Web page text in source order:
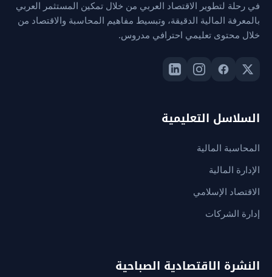
في رحلة لتطوير الاقتصاد العربي من خلال تمكين المستثمر العربي
بالمعرفة المالية الدقيقة، وتبسيط مفاهيم المحاسبة والاقتصاد من
خلال محتوى تعليمي احترافي مدروس.
السلاسل التعليمية
المحاسبة المالية
الإدارة المالية
الاقتصاد الإسلامي
إدارة الشركات
النشرة الاقتصادية الصباحية